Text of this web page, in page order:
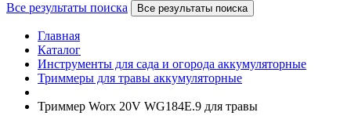
Все результаты поиска Все результаты поиска
Главная
Каталог
Инструменты для сада и огорода аккумуляторные
Триммеры для травы аккумуляторные
Триммер Worx 20V WG184E.9 для травы